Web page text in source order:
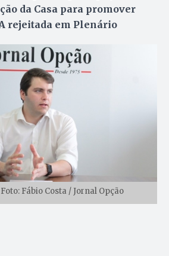
da Casa para promover
rejeitada em Plenário
Fábio Costa / Jornal Opção